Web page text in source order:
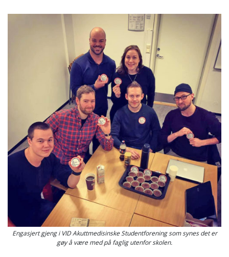
Engasjert gjeng i VID Akuttmedisinske Studentforening som synes det er
gøy å være med på faglig utenfor skolen.